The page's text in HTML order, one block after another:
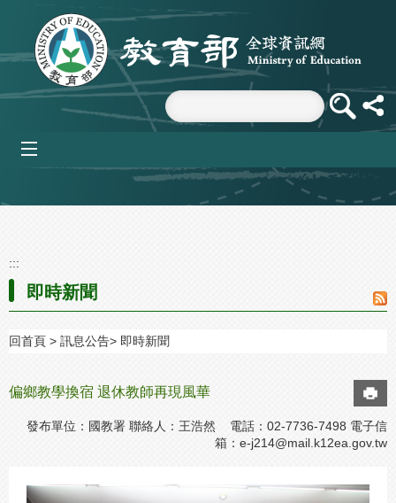
跳到主要內容區塊
:::
即時新聞
回首頁 訊息公告 即時新聞
偏鄉教學換宿 退休教師再現風華
發布單位：國教署 聯絡人：王浩然 電話：02-7736-7498 電子信
箱： e-j214@mail.k12ea.gov.tw